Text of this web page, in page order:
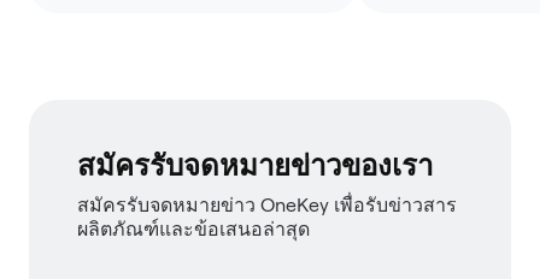
สมัครรับจดหมายข่าวของเรา
สมัครรับจดหมายข่าว OneKey เพื่อรับข่าวสาร
ผลิตภัณฑ์และข้อเสนอล่าสุด